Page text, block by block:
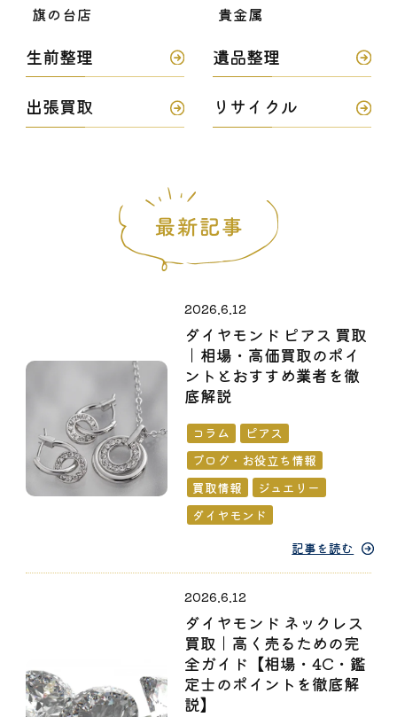
旗の台店
貴金属
生前整理 遺品整理
出張買取 リサイクル
2026.6.12
ダイヤモンド ピアス 買取
｜相場・高価買取のポイ
ントとおすすめ業者を徹
底解説
コラム
ピアス
ブログ・お役立ち情報
買取情報
ジュエリー
ダイヤモンド
記事を読む
2026.6.12
ダイヤモンド ネックレス
買取｜高く売るための完
全ガイド【相場・4C・鑑
定士のポイントを徹底解
説】